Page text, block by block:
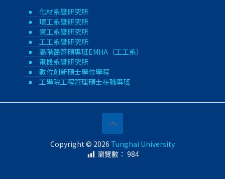
化材系暨研究所
環工系暨研究所
資工系暨研究所
工工系暨研究所
高階醫管碩專班EMHA（工工系）
電機系暨研究所
數位創新碩士學位學程
工學院工程管理碩士在職專班
Copyright © 2026 Tunghai University
瀏覽數： 984